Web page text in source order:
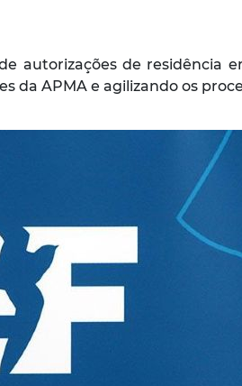
autorizações de residência
da APMA e agilizando os